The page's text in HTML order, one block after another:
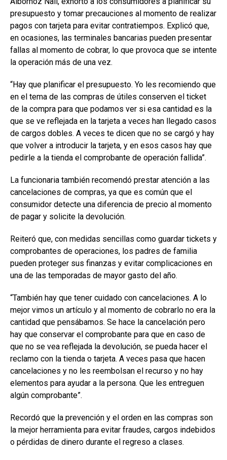
presupuesto y tomar precauciones al momento de realizar
pagos con tarjeta para evitar contratiempos. Explicó que,
en ocasiones, las terminales bancarias pueden presentar
fallas al momento de cobrar, lo que provoca que se intente
la operación más de una vez.
“Hay que planificar el presupuesto. Yo les recomiendo que
en el tema de las compras de útiles conserven el ticket
de la compra para que podamos ver si esa cantidad es la
que se ve reflejada en la tarjeta a veces han llegado casos
de cargos dobles. A veces te dicen que no se cargó y hay
que volver a introducir la tarjeta, y en esos casos hay que
pedirle a la tienda el comprobante de operación fallida”.
La funcionaria también recomendó prestar atención a las
cancelaciones de compras, ya que es común que el
consumidor detecte una diferencia de precio al momento
de pagar y solicite la devolución.
Reiteró que, con medidas sencillas como guardar tickets y
comprobantes de operaciones, los padres de familia
pueden proteger sus finanzas y evitar complicaciones en
una de las temporadas de mayor gasto del año.
“También hay que tener cuidado con cancelaciones. A lo
mejor vimos un artículo y al momento de cobrarlo no era la
cantidad que pensábamos. Se hace la cancelación pero
hay que conservar el comprobante para que en caso de
que no se vea reflejada la devolución, se pueda hacer el
reclamo con la tienda o tarjeta. A veces pasa que hacen
cancelaciones y no les reembolsan el recurso y no hay
elementos para ayudar a la persona. Que les entreguen
algún comprobante”.
Recordó que la prevención y el orden en las compras son
la mejor herramienta para evitar fraudes, cargos indebidos
o pérdidas de dinero durante el regreso a clases.